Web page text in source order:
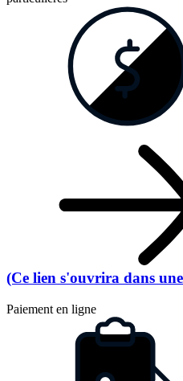
(Ce lien s'ouvrira dans
Paiement en ligne